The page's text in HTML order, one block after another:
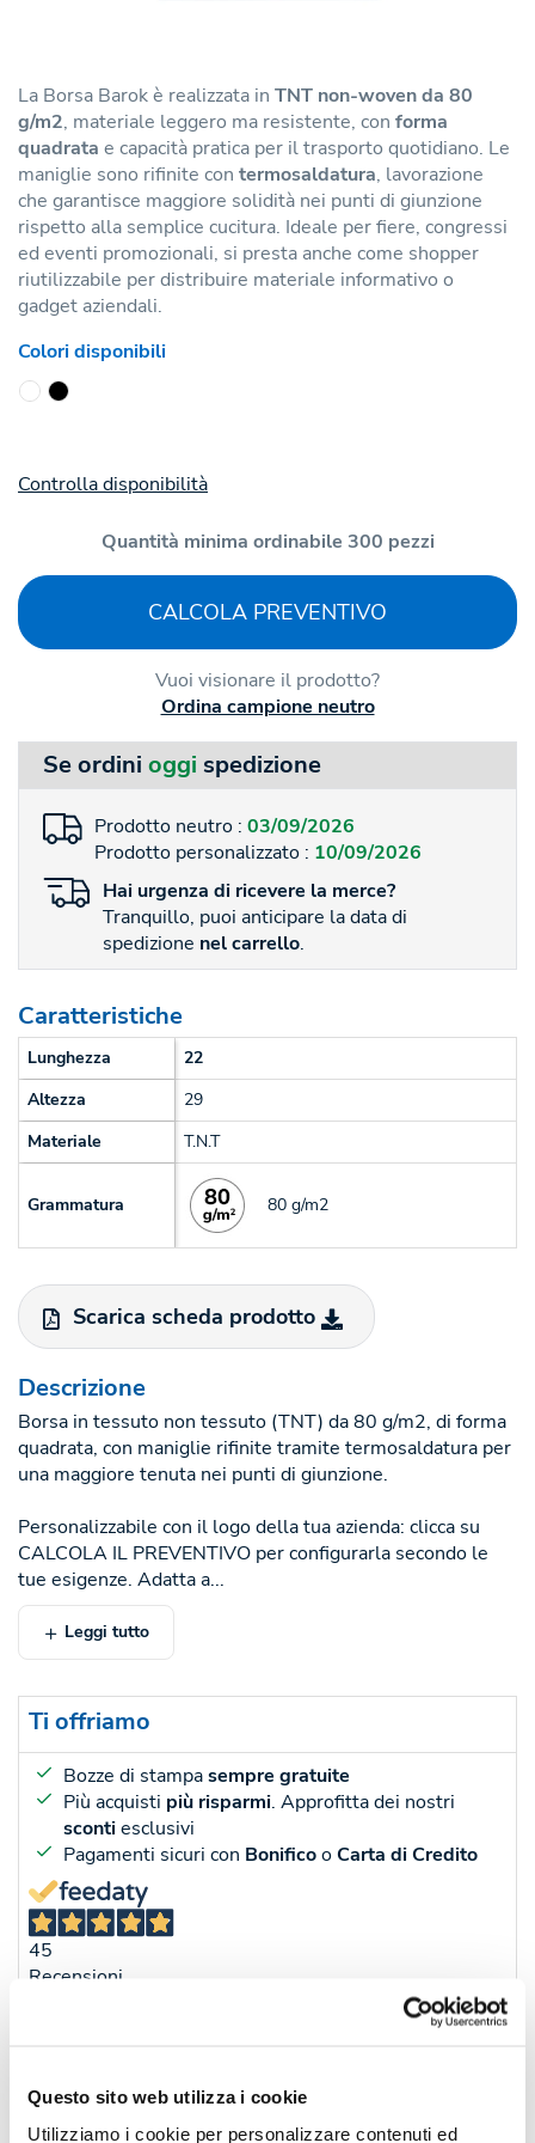
Questo sito web utilizza i cookie
Utilizziamo i cookie per personalizzare contenuti ed
La Borsa Barok è realizzata in TNT non-woven da 80
g/m2, materiale leggero ma resistente, con forma
quadrata e capacità pratica per il trasporto quotidiano. Le
maniglie sono rifinite con termosaldatura, lavorazione
che garantisce maggiore solidità nei punti di giunzione
rispetto alla semplice cucitura. Ideale per fiere, congressi
ed eventi promozionali, si presta anche come shopper
riutilizzabile per distribuire materiale informativo o
gadget aziendali.
Colori disponibili
Controlla disponibilità
Quantità minima ordinabile 300 pezzi
CALCOLA PREVENTIVO
Vuoi visionare il prodotto?
Ordina campione neutro
Se ordini oggi spedizione
Prodotto neutro : 03/09/2026
Prodotto personalizzato : 10/09/2026
Hai urgenza di ricevere la merce?
Tranquillo, puoi anticipare la data di
spedizione nel carrello.
Caratteristiche
Lunghezza
22
Altezza
29
Materiale
T.N.T
Grammatura 80 g/m2
Scarica scheda prodotto
Descrizione
Borsa in tessuto non tessuto (TNT) da 80 g/m2, di forma
quadrata, con maniglie rifinite tramite termosaldatura per
una maggiore tenuta nei punti di giunzione.
Personalizzabile con il logo della tua azienda: clicca su
CALCOLA IL PREVENTIVO per configurarla secondo le
tue esigenze. Adatta a...
Leggi tutto
Ti offriamo
Bozze di stampasempre gratuite
Più acquisti più risparmi. Approfitta dei nostri
scontiesclusivi
Pagamenti sicuri con BonificooCarta di Credito
45
Recensioni
Pezzi 300 -